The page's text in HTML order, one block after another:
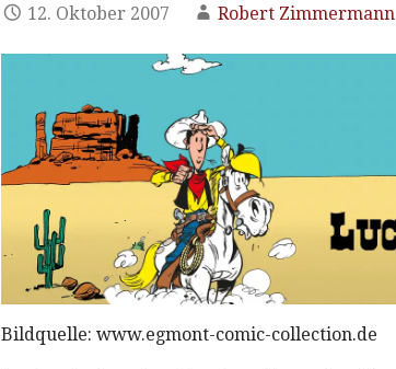
12. Oktober 2007 Robert Zimmermann
Bildquelle: www.egmont-comic-collection.de